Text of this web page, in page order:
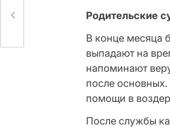
Родительские
В конце месяца
выпадают на
напоминают
после
помощи в
После службы